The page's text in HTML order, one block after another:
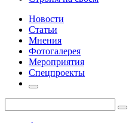
Новости
Статьи
Мнения
Фотогалерея
Мероприятия
Спецпроекты